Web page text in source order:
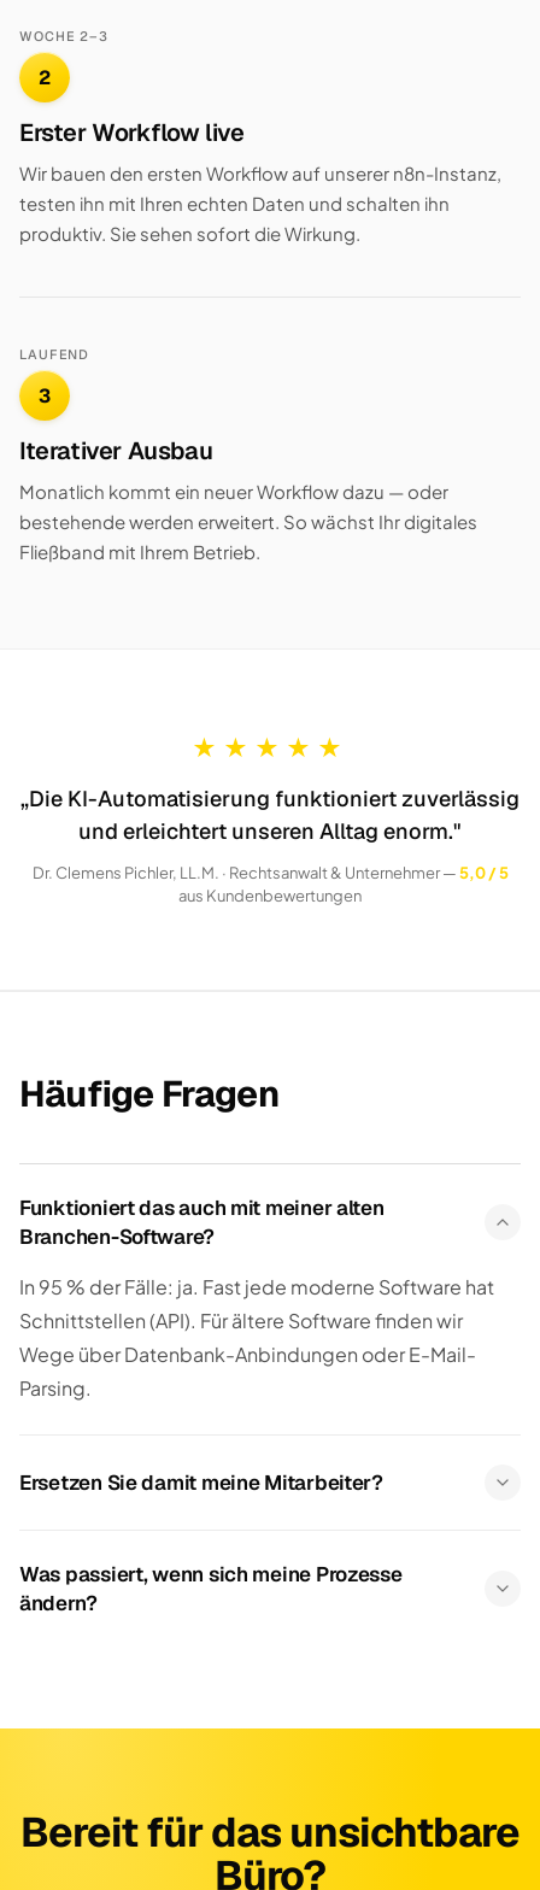
WOCHE 2–3
2
Erster Workflow live
Wir bauen den ersten Workflow auf unserer n8n-Instanz,
testen ihn mit Ihren echten Daten und schalten ihn
produktiv. Sie sehen sofort die Wirkung.
LAUFEND
3
Iterativer Ausbau
Monatlich kommt ein neuer Workflow dazu — oder
bestehende werden erweitert. So wächst Ihr digitales
Fließband mit Ihrem Betrieb.
★ ★ ★ ★ ★
„Die KI-Automatisierung funktioniert zuverlässig
und erleichtert unseren Alltag enorm."
Dr. Clemens Pichler, LL.M. · Rechtsanwalt & Unternehmer —5,0 / 5
aus Kundenbewertungen
Häufige Fragen
Funktioniert das auch mit meiner alten
Branchen-Software?
In 95 % der Fälle: ja. Fast jede moderne Software hat
Schnittstellen (API). Für ältere Software finden wir
Wege über Datenbank-Anbindungen oder E-Mail-
Parsing.
Ersetzen Sie damit meine Mitarbeiter?
Was passiert, wenn sich meine Prozesse
ändern?
Bereit für das unsichtbare
Büro?